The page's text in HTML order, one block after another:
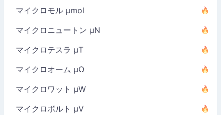
マイクロモル µmol
マイクロニュートン µN
マイクロテスラ µT
マイクロオーム µΩ
マイクロワット µW
マイクロボルト µV